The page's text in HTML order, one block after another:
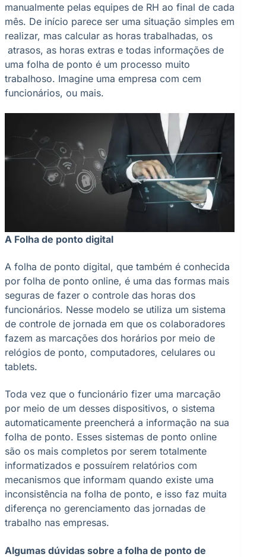
manualmente pelas equipes de RH ao final de cada
mês. De início parece ser uma situação simples em
realizar, mas calcular as horas trabalhadas, os
atrasos, as horas extras e todas informações de
uma folha de ponto é um processo muito
trabalhoso. Imagine uma empresa com cem
funcionários, ou mais.
A Folha de ponto digital
A folha de ponto digital, que também é conhecida
por folha de ponto online, é uma das formas mais
seguras de fazer o controle das horas dos
funcionários. Nesse modelo se utiliza um sistema
de controle de jornada em que os colaboradores
fazem as marcações dos horários por meio de
relógios de ponto, computadores, celulares ou
tablets.
Toda vez que o funcionário fizer uma marcação
por meio de um desses dispositivos, o sistema
automaticamente preencherá a informação na sua
folha de ponto. Esses sistemas de ponto online
são os mais completos por serem totalmente
informatizados e possuírem relatórios com
mecanismos que informam quando existe uma
inconsistência na folha de ponto, e isso faz muita
diferença no gerenciamento das jornadas de
trabalho nas empresas.
Algumas dúvidas sobre a folha de ponto de